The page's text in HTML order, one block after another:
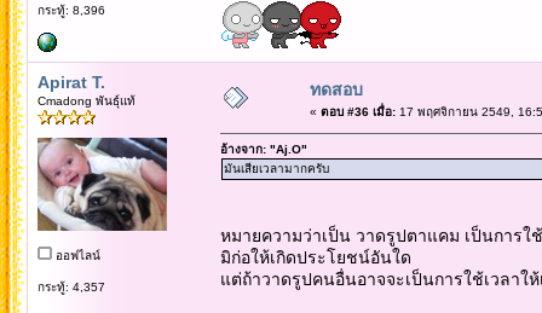
กระทู้: 8,396
Apirat T.
Cmadong พันธุ์แท้
ออฟไลน์
กระทู้: 4,357
ทดสอบ
« ตอบ #36 เมื่อ:17 พฤศจิกายน 2549,
อ้างจาก: "Aj.O"
มันเสียเวลามากครับ
หมายความว่าเป็น วาดรูปตาแคม เป็นการใช้
มิก่อให้เกิดประโยชน์อันใด
แต่ถ้าวาดรูปคนอื่นอาจจะเป็นการใช้เวลาใ